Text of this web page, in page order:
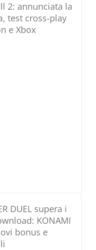
2: annunciata la
test cross-play
e Xbox
DUEL supera i
KONAMI
bonus e